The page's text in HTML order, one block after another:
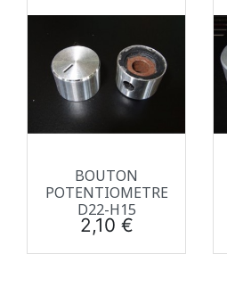
BOUTON
POTENTIOMETRE
D22-H15
Prix
2,10 €